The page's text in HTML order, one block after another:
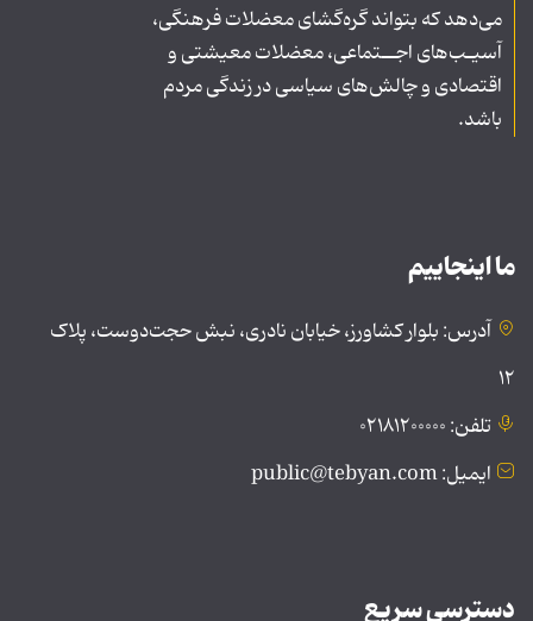
می‌دهد که بتواند گره‌گشای معضلات فرهنگی،
آسیـب‌های اجــتماعی، معضلات معیشتی و
اقتصادی و چالش‌های سیاسی در زندگی مردم
باشد.
ما اینجاییم
آدرس: بلوار کشاورز، خیابان نادری، نبش حجت‌دوست، پلاک
۱۲
تلفن: ۰۲۱۸۱۲۰۰۰۰۰
ایمیل: public@tebyan.com
دسترسی سریع